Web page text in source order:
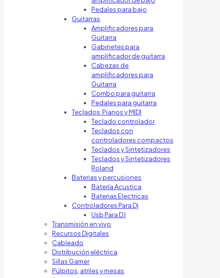
Pedales para bajo
Guitarras
Amplificadores para
Guitarra
Gabinetes para
amplificador de guitarra
Cabezas de
amplificadores para
Guitarra
Combo para guitarra
Pedales para guitarra
Teclados Pianos y MIDI
Teclado controlador
Teclados con
controladores compactos
Teclados y Sintetizadores
Teclados y Sintetizadores
Roland
Baterias y percusiones
Batería Acustica
Baterias Electricas
Controladores Para Dj
Usb Para DJ
Transmisión en vivo
Recursos Digitales
Cableado
Distribución eléctrica
Sillas Gamer
Púlpitos, atriles y mesas